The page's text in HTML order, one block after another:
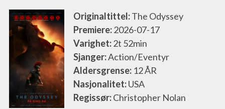
Originaltittel:The Odyssey
Premiere:2026-07-17
Varighet:2t 52min
Sjanger:Action/Eventyr
Aldersgrense: 12 ÅR
Nasjonalitet:USA
Regissør:Christopher Nolan